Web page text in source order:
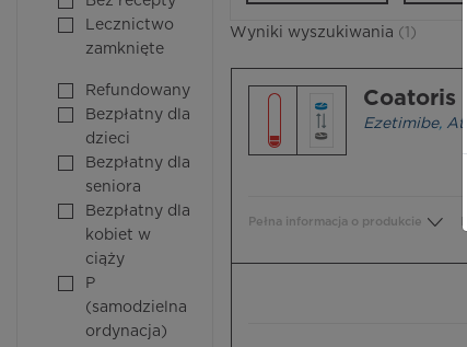
Lecznictwo
zamknięte
Refundowany
Bezpłatny dla
dzieci
Bezpłatny dla
seniora
Bezpłatny dla
kobiet w
ciąży
P
(samodzielna
ordynacja)
Wyniki wyszukiwania (1)
Coatoris
Ezetimibe,
Pełna informacja o produkcie